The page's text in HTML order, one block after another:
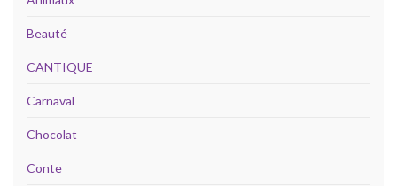
Beauté
CANTIQUE
Carnaval
Chocolat
Conte